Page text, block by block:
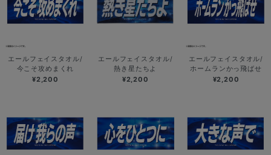
エールフェイスタオル/
今こそ攻めまくれ
¥2,200
エールフェイスタオル/
熱き星たちよ
¥2,200
エールフェイスタオル/
ホームランかっ飛ばせ
¥2,200